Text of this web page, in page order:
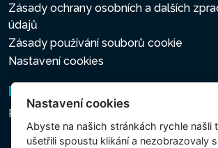
Zásady ochrany osobních a dalších
údajů
Zásady používání souborů cookie
Nastavení cookies
Newsletter
Přihlášení k odběru novinek
Nastavení cookies
Abyste na našich stránkách rychle našli
ušetřili spoustu klikání a nezobrazovaly